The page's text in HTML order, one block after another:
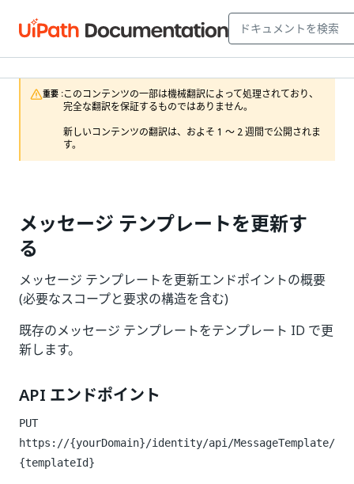
重要 :このコンテンツの一部は機械翻訳によって処理されており、
完全な翻訳を保証するものではありません。
新しいコンテンツの翻訳は、およそ 1 ～ 2 週間で公開されま
す。
メッセージ テンプレートを更新す
る
メッセージ テンプレートを更新エンドポイントの概要
(必要なスコープと要求の構造を含む)
既存のメッセージ テンプレートをテンプレート ID で更
新します。
API エンドポイント
PUT
https://{yourDomain}/identity/api/MessageTemplate/
{templateId}